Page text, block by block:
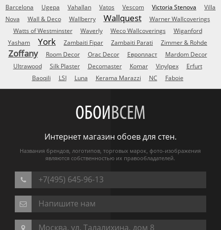
Barcelona
Ugepa Vahallan Vatos Vescom Victoria Stenova
Villa
Nova
Wall & Deco Wallberry Wallquest
Warner Wallcoverings
Watts of Westminster
Waverly Weco Wallcoverings
Wiganford
Yasham
York Zambaiti Fipar Zambaiti Parati Zimmer & Rohde
Zoffany Room Decor Orac Decor Европласт
Mardom Decor
Ultrawood
Silk Plaster Decomaster Komar Vinylpex
Erfurt
Baoqili
LSI Luna Kerama Marazzi NC Faboie
ОБОИВСЕМ
Интернет магазин обоев для стен.
Названия брендов, логотипов, торговых марок, фото-изображения
являются собственностью их правообладателей.
+7(495) 645-96-13
Напишите нам
Москва, ул. Талалихина, дом 8